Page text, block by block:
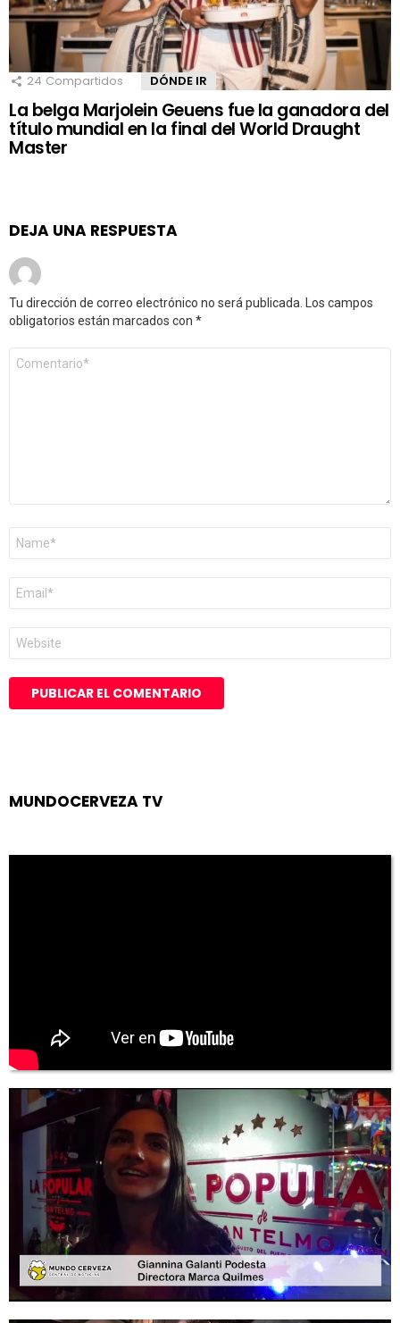
24 Compartidos DÓNDE IR
La belga Marjolein Geuens fue la ganadora del
título mundial en la final del World Draught
Master
DEJA UNA RESPUESTA
Tu dirección de correo electrónico no será publicada. Los campos
obligatorios están marcados con *
Comentario
Nombre
Correo
electrónico
*
Web
MUNDOCERVEZA TV